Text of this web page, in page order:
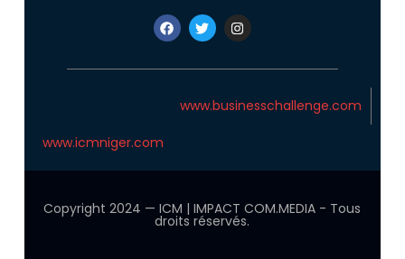
www.businesschallenge.com
www.icmniger.com
Copyright 2024 — ICM | IMPACT COM.MEDIA - Tous
droits réservés.